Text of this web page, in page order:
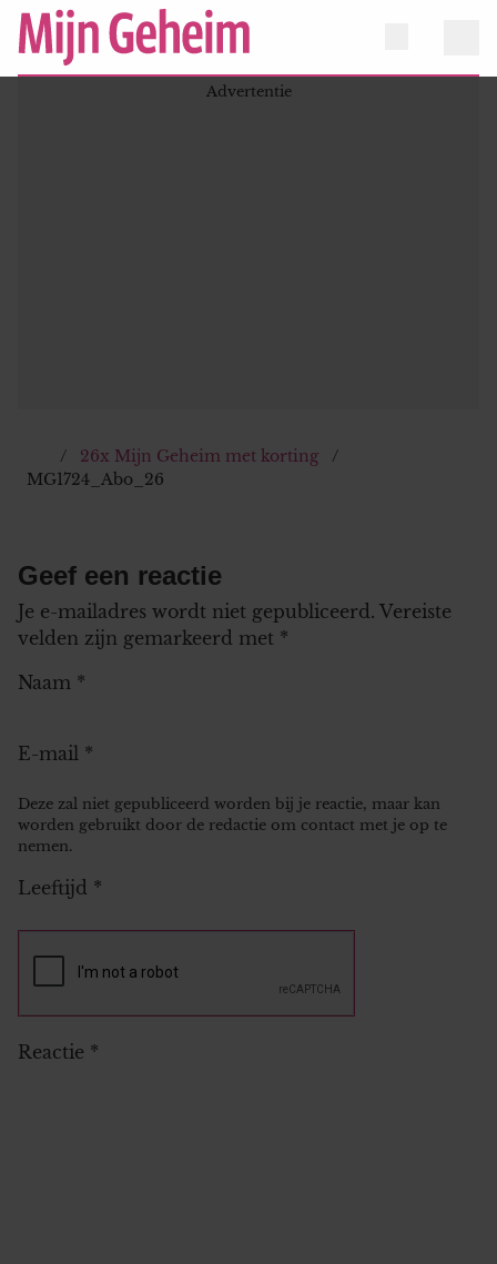
26x Mijn Geheim met korting
MG1724_Abo_26
Geef een reactie
Je e-mailadres wordt niet gepubliceerd. Vereiste
velden zijn gemarkeerd met *
Naam *
E-mail *
Deze zal niet gepubliceerd worden bij je reactie, maar kan
worden gebruikt door de redactie om contact met je op te
nemen.
Leeftijd *
Reactie *